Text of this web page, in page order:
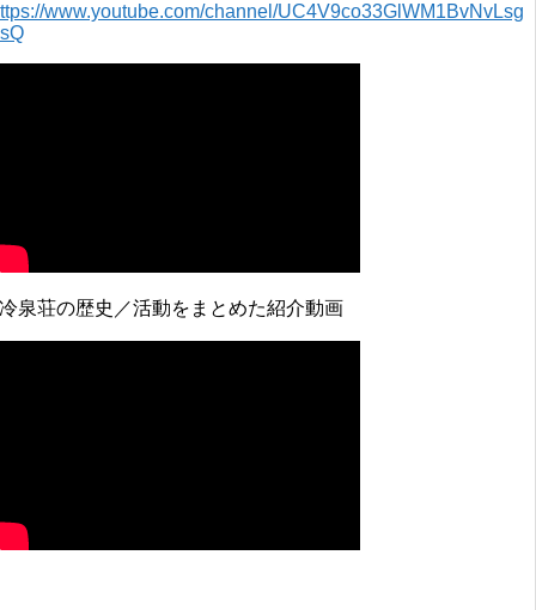
www.youtube.com/channel/UC4V9co33GlWM1BvNvLsg
泉荘の歴史／活動をまとめた紹介動画